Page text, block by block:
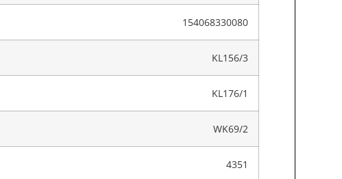
154068330080
KL156/3
KL176/1
WK69/2
4351